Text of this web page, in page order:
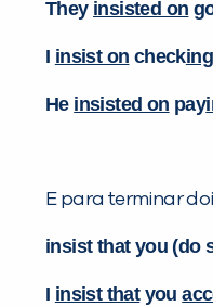
They insisted on
I insist on checking
He insisted on pay
E para terminar
insist that you (do
I insist thatyou